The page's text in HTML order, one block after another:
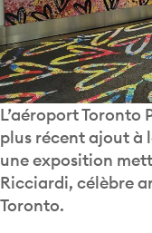
L’aéroport Toronto
plus récent ajout à
une exposition
Ricciardi, célèbre
Toronto.